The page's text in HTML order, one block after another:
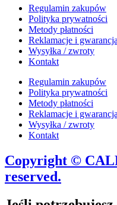
Regulamin zakupów
Polityka prywatności
Metody płatności
Reklamacje i gwarancja
Wysyłka / zwroty
Kontakt
Regulamin zakupów
Polityka prywatności
Metody płatności
Reklamacje i gwarancja
Wysyłka / zwroty
Kontakt
Copyright ©
reserved.